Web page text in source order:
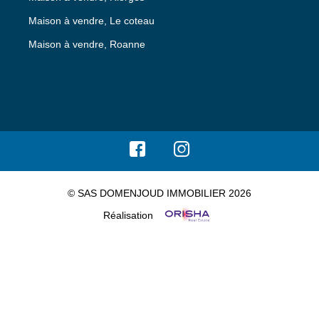
Maison à vendre, Le coteau
Maison à vendre, Roanne
© SAS DOMENJOUD IMMOBILIER 2026
Réalisation